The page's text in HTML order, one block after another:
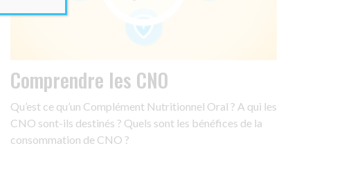
Comprendre les CNO
Qu’est ce qu’un Complément Nutritionnel Oral ? A qui les
CNO sont-ils destinés ? Quels sont les bénéfices de la
consommation de CNO ?